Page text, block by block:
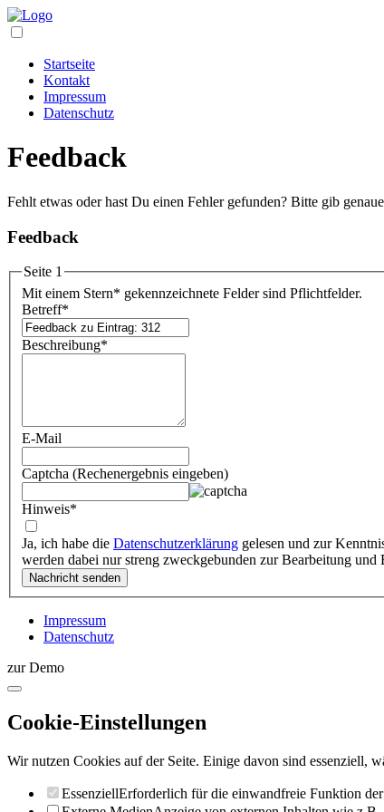
Startseite
Kontakt
Impressum
Datenschutz
Feedback
Fehlt etwas oder hast Du einen Fehler gefunden? Bitte gib
Feedback
Seite 1
Mit einem Stern* gekennzeichnete Felder sind Pflichtfelder.
Betreff*
Beschreibung*
E-Mail
Captcha (Rechenergebnis eingeben)
Hinweis*
Ja, ich habe die Datenschutzerklärung gelesen und zur
werden dabei nur streng zweckgebunden zur Bearbeitung
Impressum
Datenschutz
zur Demo
Cookie-Einstellungen
Wir nutzen Cookies auf der Seite. Einige davon sind essenziell,
EssenziellErforderlich für die einwandfreie Funktion